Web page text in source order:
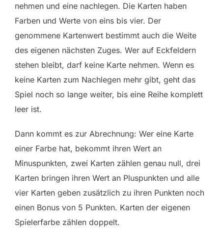
nehmen und eine nachlegen. Die Karten haben
Farben und Werte von eins bis vier. Der
genommene Kartenwert bestimmt auch die Weite
des eigenen nächsten Zuges. Wer auf Eckfeldern
stehen bleibt, darf keine Karte nehmen. Wenn es
keine Karten zum Nachlegen mehr gibt, geht das
Spiel noch so lange weiter, bis eine Reihe komplett
leer ist.
Dann kommt es zur Abrechnung: Wer eine Karte
einer Farbe hat, bekommt ihren Wert an
Minuspunkten, zwei Karten zählen genau null, drei
Karten bringen ihren Wert an Pluspunkten und alle
vier Karten geben zusätzlich zu ihren Punkten noch
einen Bonus von 5 Punkten. Karten der eigenen
Spielerfarbe zählen doppelt.